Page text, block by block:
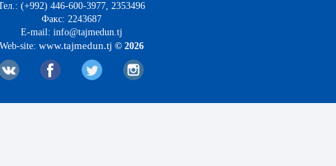
(+992) 446-600-3977, 2353496
Факс: 2243687
E-mail: info@tajmedun.tj
Web-site: www.tajmedun.tj © 2026